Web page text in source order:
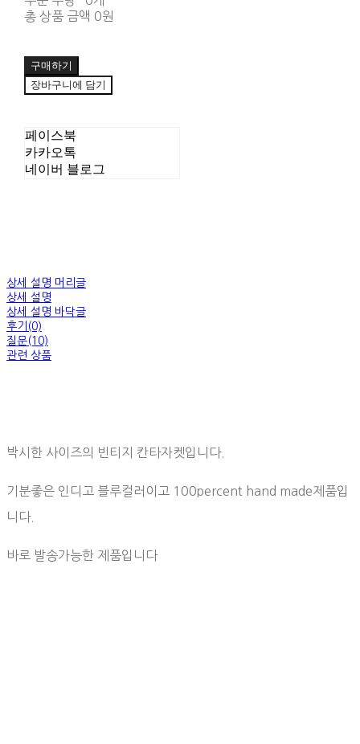
총 상품 금액 0원
구매하기
장바구니에 담기
페이스북
카카오톡
네이버 블로그
상세 설명 머리글
상세 설명
상세 설명 바닥글
후기(0)
질문(10)
관련 상품
박시한 사이즈의 빈티지 칸타자켓입니다.
기분좋은 인디고 블루컬러이고 100percent hand made제품입
니다.
바로 발송가능한 제품입니다